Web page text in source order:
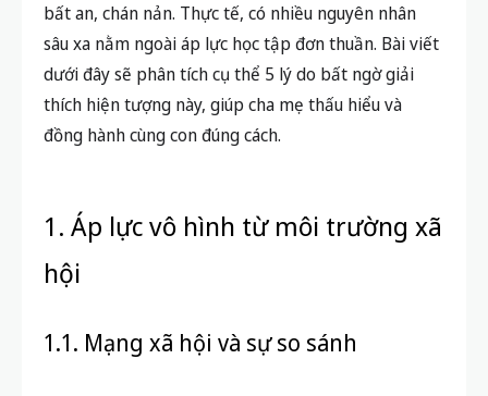
bất an, chán nản. Thực tế, có nhiều nguyên nhân
sâu xa nằm ngoài áp lực học tập đơn thuần. Bài viết
dưới đây sẽ phân tích cụ thể 5 lý do bất ngờ giải
thích hiện tượng này, giúp cha mẹ thấu hiểu và
đồng hành cùng con đúng cách.
1. Áp lực vô hình từ môi trường xã
hội
1.1. Mạng xã hội và sự so sánh